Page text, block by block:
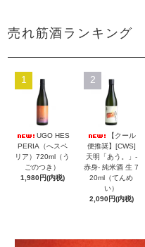
売れ筋酒ランキング
1
UGO HES
PERIA（へスペ
リア）720ml（う
ごのつき）
1,980円(内税)
2
【クール
便推奨】[CWS]
天明「あう。」-
赤身- 純米酒 生 7
20ml（てんめ
い）
2,090円(内税)